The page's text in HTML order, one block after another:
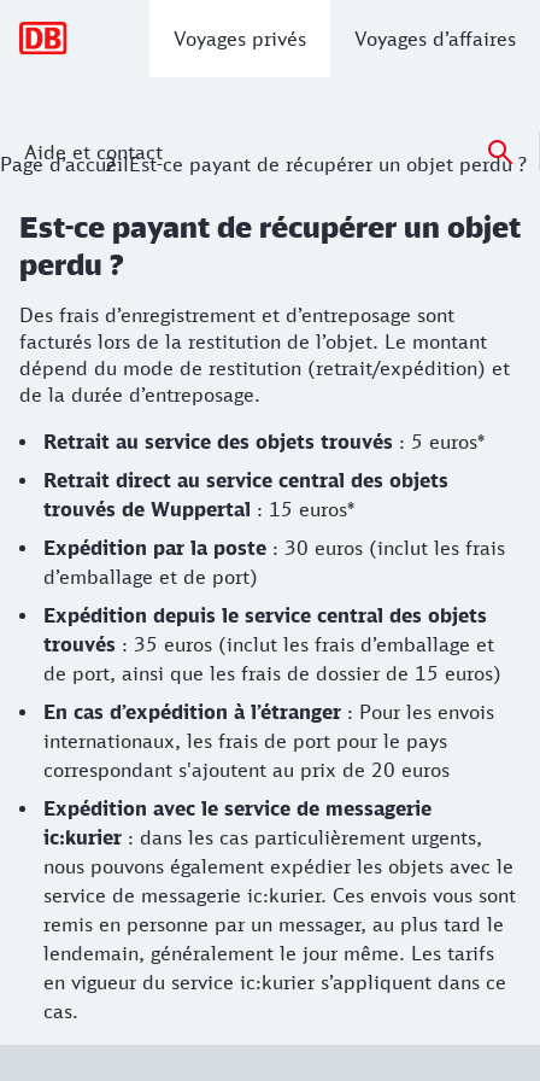
Voyages privés Voyages d’affaires
Aide et contact
Page d’accueilEst-ce payant de récupérer un objet perdu ?
Est-ce payant de récupérer un objet
perdu ?
Des frais d’enregistrement et d’entreposage sont
facturés lors de la restitution de l’objet. Le montant
dépend du mode de restitution (retrait/expédition) et
de la durée d’entreposage.
Retrait au service des objets trouvés : 5 euros*
Retrait direct au service central des objets
trouvés de Wuppertal : 15 euros*
Expédition par la poste : 30 euros (inclut les frais
d’emballage et de port)
Expédition depuis le service central des objets
trouvés : 35 euros (inclut les frais d’emballage et
de port, ainsi que les frais de dossier de 15 euros)
En cas d’expédition à l’étranger : Pour les envois
internationaux, les frais de port pour le pays
correspondant s'ajoutent au prix de 20 euros
Expédition avec le service de messagerie
ic:kurier : dans les cas particulièrement urgents,
nous pouvons également expédier les objets avec le
service de messagerie ic:kurier. Ces envois vous sont
remis en personne par un messager, au plus tard le
lendemain, généralement le jour même. Les tarifs
en vigueur du service ic:kurier s’appliquent dans ce
cas.